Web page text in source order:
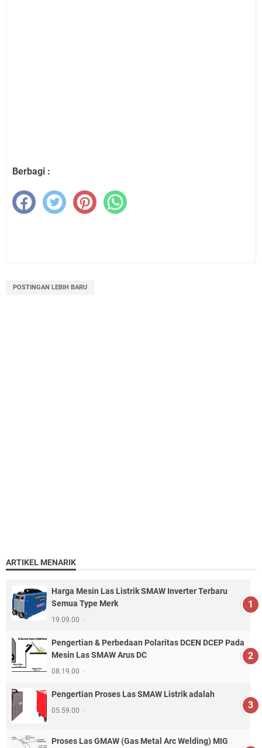
Berbagi :
POSTINGAN LEBIH BARU
ARTIKEL MENARIK
Harga Mesin Las Listrik SMAW Inverter Terbaru
Semua Type Merk
19.09.00
Pengertian & Perbedaan Polaritas DCEN DCEP Pada
Mesin Las SMAW Arus DC
08.19.00
Pengertian Proses Las SMAW Listrik adalah
05.59.00
Proses Las GMAW (Gas Metal Arc Welding) MIG